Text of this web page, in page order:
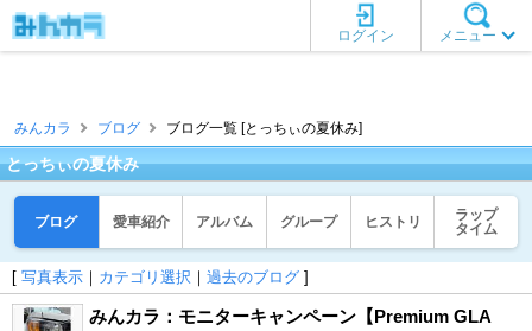
メニュー
ログイン
みんカラ ブログ ブログ一覧 [とっちぃの夏休み]
とっちぃの夏休み
ブログ 愛車紹介 アルバム グループ ヒストリ
ラップ
タイム
[ 写真表示 ｜ カテゴリ選択 ｜ 過去のブログ ]
みんカラ：モニターキャンペーン【Premium GLA